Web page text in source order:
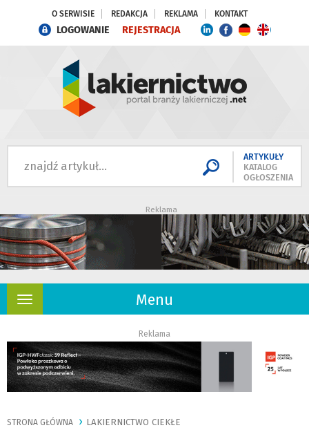
O SERWISIE REDAKCJA REKLAMA KONTAKT
LOGOWANIE REJESTRACJA
ARTYKUŁY
KATALOG
OGŁOSZENIA
Reklama
Menu
Rozwiń
Reklama
STRONA GŁÓWNA LAKIERNICTWO CIEKŁE